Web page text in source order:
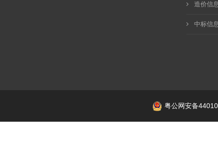
造价信
中标信
粤公网安备